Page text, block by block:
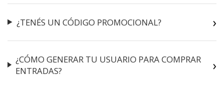
¿TENÉS UN CÓDIGO PROMOCIONAL?
¿CÓMO GENERAR TU USUARIO PARA COMPRAR
ENTRADAS?